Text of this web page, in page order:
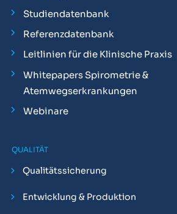
Studiendatenbank
Referenzdatenbank
Leitlinien für die Klinische Praxis
Whitepapers Spirometrie &
Atemwegserkrankungen
Webinare
QUALITÄT
Qualitätssicherung
Entwicklung & Produktion